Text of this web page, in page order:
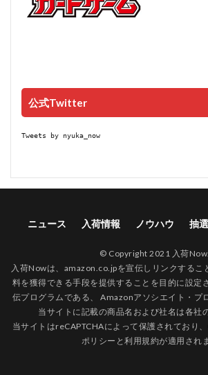
公式Twitter
Tweets by nyuka_now
ニュース 入荷情報 ノウハウ 抽
© Copyright 2021 入荷Now.
入荷Nowは、amazon.co.jpを宣伝しリンクするこ
料を獲得できる手段を提供することを目的に設定
伝プログラムである、 Amazonアソシエイト・プ
当サイトに記載の商品名および社名は各社
当サイトはreCAPTCHAによって保護されており
ポリシー と利用規約が適用され